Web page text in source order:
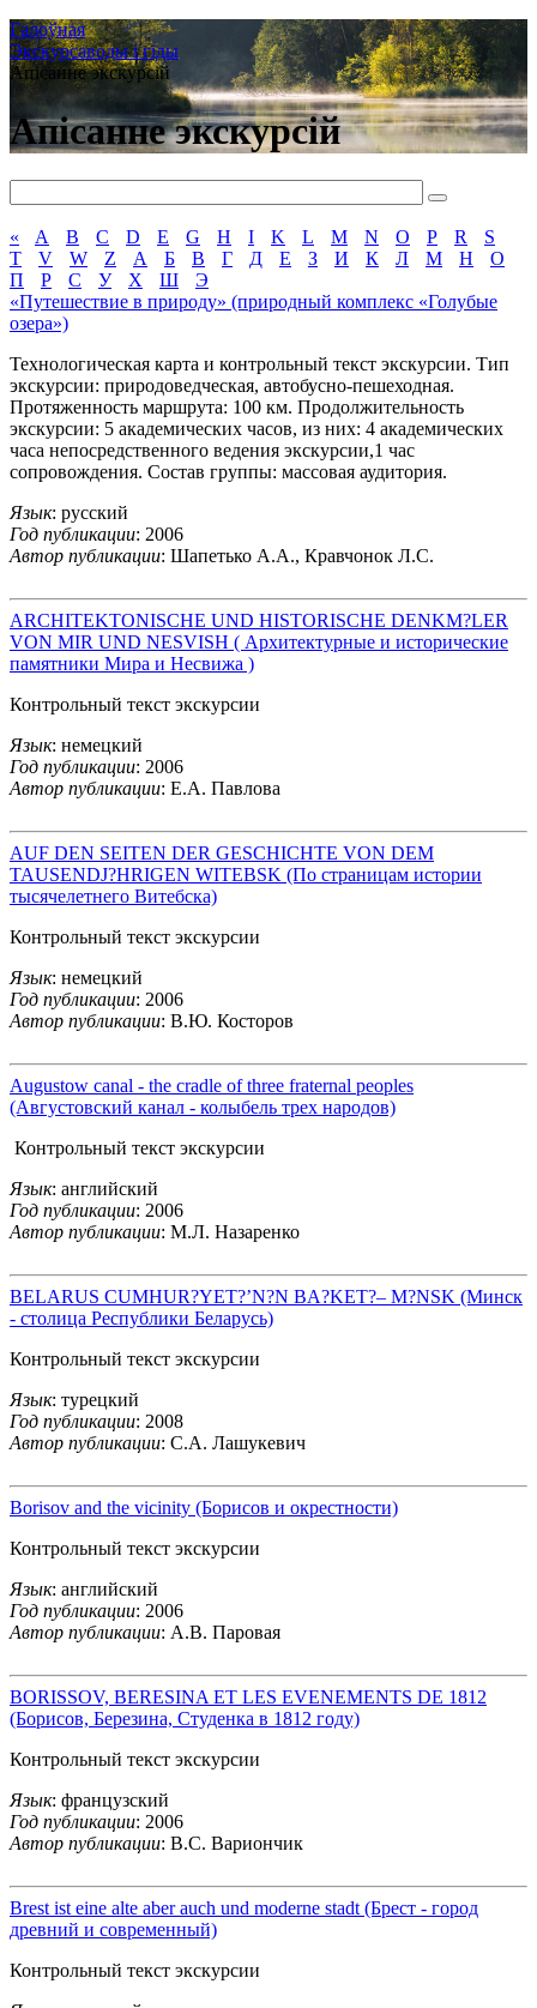
Галоўная
Экскурсаводы і гіды
Апісанне экскурсій
Апісанне экскурсій
« A B C D E G H I K L M N O P R
S
T
V W Z А Б В Г Д Е З И К Л М Н
О
П
Р С У Х Ш
Э
«Путешествие в природу» (природный комплекс «Голубые
озера»)
Технологическая карта и контрольный текст экскурсии. Тип
экскурсии: природоведческая, автобусно-пешеходная.
Протяженность маршрута: 100 км. Продолжительность
экскурсии: 5 академических часов, из них: 4 академических
часа непосредственного ведения экскурсии,1 час
сопровождения. Состав группы: массовая аудитория.
Язык: русский
Год публикации: 2006
Автор публикации: Шапетько А.А., Кравчонок Л.С.
ARCHITEKTONISCHE UND HISTORISCHE DENKM?LER
VON MIR UND NESVISH ( Архитектурные и исторические
памятники Мира и Несвижа )
Контрольный текст экскурсии
Язык: немецкий
Год публикации: 2006
Автор публикации: Е.А. Павлова
AUF DEN SEITEN DER GESCHICHTE VON DEM
TAUSENDJ?HRIGEN WITEBSK (По страницам истории
тысячелетнего Витебска)
Контрольный текст экскурсии
Язык: немецкий
Год публикации: 2006
Автор публикации: В.Ю. Косторов
Augustow canal - the cradle of three fraternal peoples
(Августовский канал - колыбель трех народов)
Контрольный текст экскурсии
Язык: английский
Год публикации: 2006
Автор публикации: М.Л. Назаренко
BELARUS CUMHUR?YET?’N?N BA?KET?– M?NSK (Минск
- столица Республики Беларусь)
Контрольный текст экскурсии
Язык: турецкий
Год публикации: 2008
Автор публикации: С.А. Лашукевич
Borisov and the vicinity (Борисов и окрестности)
Контрольный текст экскурсии
Язык: английский
Год публикации: 2006
Автор публикации: А.В. Паровая
BORISSOV, BERESINA ET LES EVENEMENTS DE 1812
(Борисов, Березина, Студенка в 1812 году)
Контрольный текст экскурсии
Язык: французский
Год публикации: 2006
Автор публикации: В.С. Вариончик
Brest ist eine alte aber auch und moderne stadt (Брест - город
древний и современный)
Контрольный текст экскурсии